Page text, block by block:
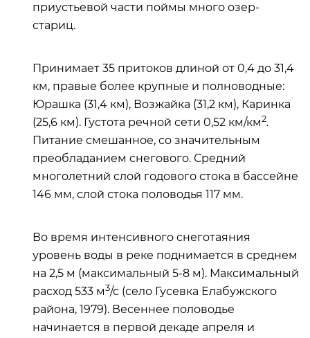
приустьевой части поймы много озер-
стариц.
Принимает 35 притоков длиной от 0,4 до 31,4
км, правые более крупные и полноводные:
Юрашка (31,4 км), Возжайка (31,2 км), Каринка
(25,6 км). Густота речной сети 0,52 км/км2.
Питание смешанное, со значительным
преобладанием снегового. Средний
многолетний слой годового стока в бассейне
146 мм, слой стока половодья 117 мм.
Во время интенсивного снеготаяния
уровень воды в реке поднимается в среднем
на 2,5 м (максимальный 5-8 м). Максимальный
расход 533 м3/с (село Гусевка Елабужского
района, 1979). Весеннее половодье
начинается в первой декаде апреля и